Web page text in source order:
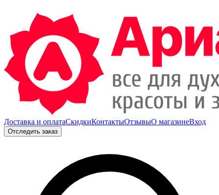
Доставка и оплатаСкидкиКонтактыОтзывыО магазинеВход
Отследить заказ